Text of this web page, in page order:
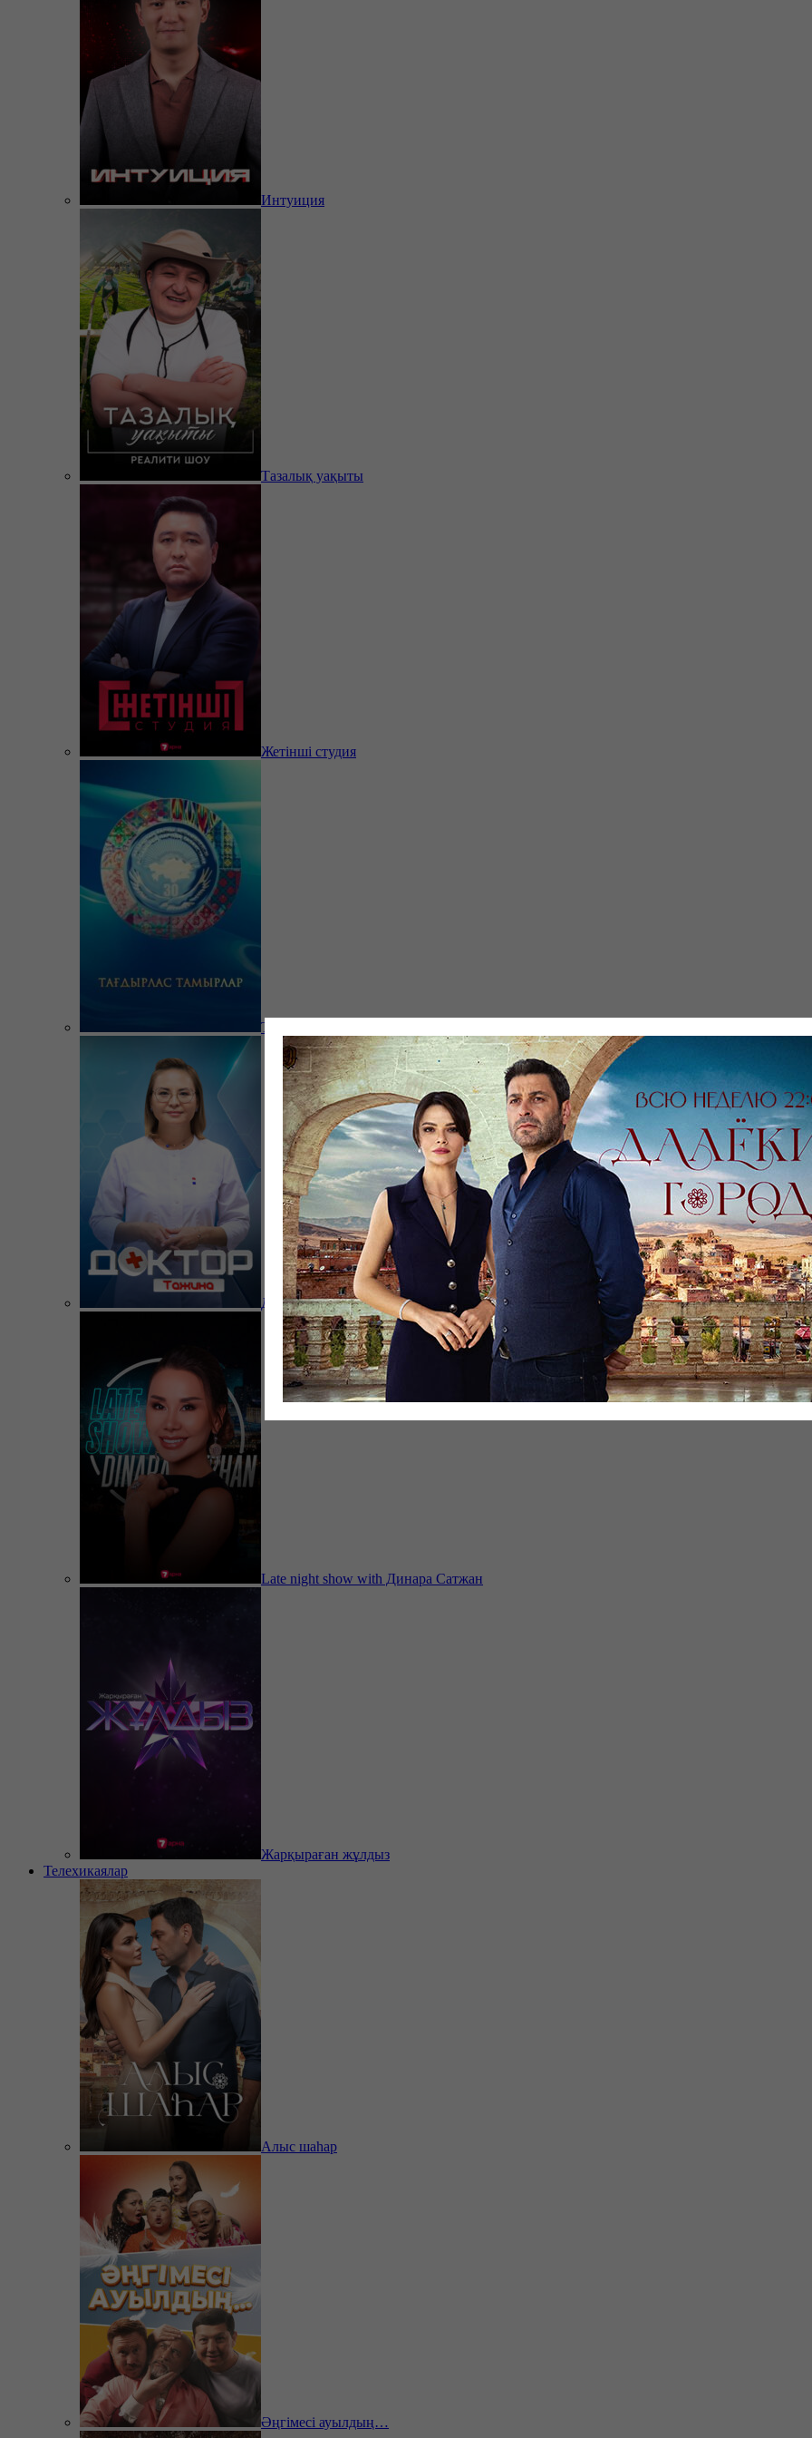
Интуиция
Тазалық уақыты
Жетінші студия
Тағдырлас тамырлар
Доктор Тажина
Late night show with Динара Сатжан
Жарқыраған жұлдыз
Телехикаялар
Алыс шаһар
Әңгімесі ауылдың…